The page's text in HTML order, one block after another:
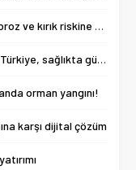
kırık riskine dikkat
güven endeksi yüksek bir ülkedir
orman yangını!
karşı dijital çözüm